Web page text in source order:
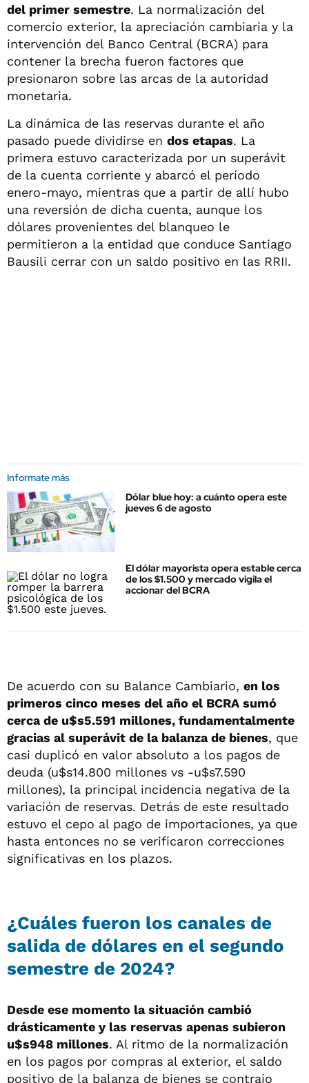
del primer semestre. La normalización del
comercio exterior, la apreciación cambiaria y la
intervención del Banco Central (BCRA) para
contener la brecha fueron factores que
presionaron sobre las arcas de la autoridad
monetaria.
La dinámica de las reservas durante el año
pasado puede dividirse en dos etapas. La
primera estuvo caracterizada por un superávit
de la cuenta corriente y abarcó el período
enero-mayo, mientras que a partir de allí hubo
una reversión de dicha cuenta, aunque los
dólares provenientes del blanqueo le
permitieron a la entidad que conduce Santiago
Bausili cerrar con un saldo positivo en las RRII.
Informate más
Dólar blue hoy: a cuánto opera este
jueves 6 de agosto
El dólar mayorista opera estable cerca
de los $1.500 y mercado vigila el
accionar del BCRA
De acuerdo con su Balance Cambiario, en los
primeros cinco meses del año el BCRA sumó
cerca de u$s5.591 millones, fundamentalmente
gracias al superávit de la balanza de bienes, que
casi duplicó en valor absoluto a los pagos de
deuda (u$s14.800 millones vs -u$s7.590
millones), la principal incidencia negativa de la
variación de reservas. Detrás de este resultado
estuvo el cepo al pago de importaciones, ya que
hasta entonces no se verificaron correcciones
significativas en los plazos.
¿Cuáles fueron los canales de
salida de dólares en el segundo
semestre de 2024?
Desde ese momento la situación cambió
drásticamente y las reservas apenas subieron
u$s948 millones. Al ritmo de la normalización
en los pagos por compras al exterior, el saldo
positivo de la balanza de bienes se contrajo